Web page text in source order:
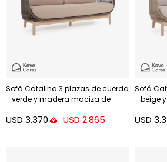
Sofá Catalina 3 plazas de cuerda
- verde y madera maciza de
USD 3.370 USD 2.865
Sofá
- beige
USD